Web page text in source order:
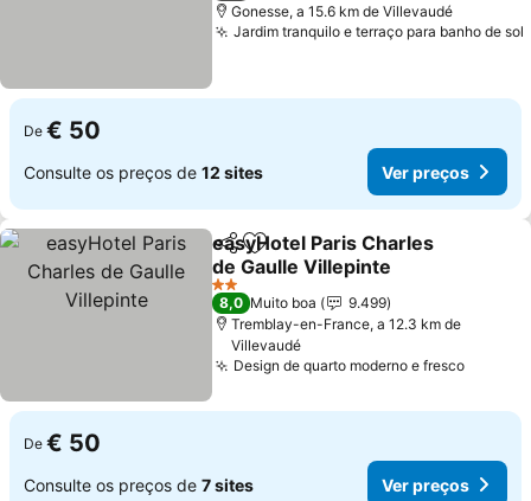
Gonesse, a 15.6 km de Villevaudé
Jardim tranquilo e terraço para banho de sol
De € 50
Consulte os preços de 12 sites Ver preços
PartilharAdicionar aos favoritos
easyHotel Paris Charles
de Gaulle Villepinte
2 Estrelas
8,0 Muito boa
9.499
Tremblay-en-France, a 12.3 km de
Villevaudé
Design de quarto moderno e fresco
De € 50
Consulte os preços de 7 sites Ver preços